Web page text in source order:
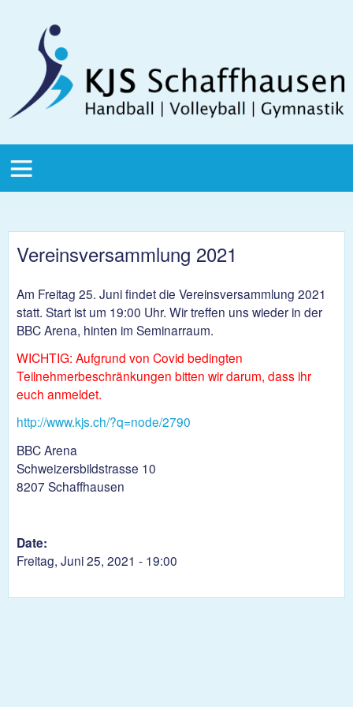
Schaffhausen
Menu
Vereinsversammlung 2021
Am Freitag 25. Juni findet die Vereinsversammlung 2021
statt. Start ist um 19:00 Uhr. Wir treffen uns wieder in der
BBC Arena, hinten im Seminarraum.
WICHTIG: Aufgrund von Covid bedingten
Teilnehmerbeschränkungen bitten wir darum, dass ihr
euch anmeldet.
http://www.kjs.ch/?q=node/2790
BBC Arena
Schweizersbildstrasse 10
8207 Schaffhausen
Date:
Freitag, Juni 25, 2021 - 19:00